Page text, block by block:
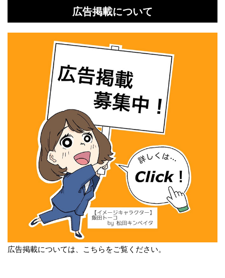
広告掲載について
広告掲載については、こちらをご覧ください。